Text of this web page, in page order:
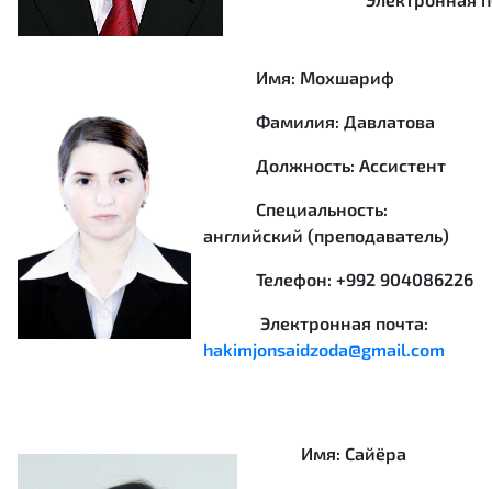
Имя: Мохшариф
Фамилия: Давлатова
Должность: Ассистент
Специальность:
английский (преподаватель)
Телефон: +992 904086226
Электронная почта:
hakimjonsaidzoda@gmail.com
Имя: Сайёра